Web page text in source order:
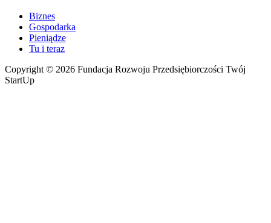
Biznes
Gospodarka
Pieniądze
Tu i teraz
Copyright © 2026 Fundacja Rozwoju Przedsiębiorczości Twój
StartUp